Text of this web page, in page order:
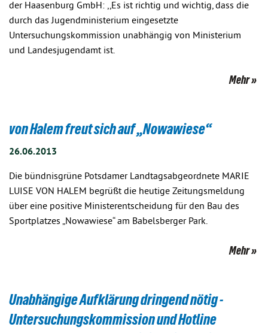
der Haasenburg GmbH: ,,Es ist richtig und wichtig, dass die
durch das Jugendministerium eingesetzte
Untersuchungskommission unabhängig von Ministerium
und Landesjugendamt ist.
Mehr
von Halem freut sich auf „Nowawiese“
26.06.2013
Die bündnisgrüne Potsdamer Landtagsabgeordnete MARIE
LUISE VON HALEM begrüßt die heutige Zeitungsmeldung
über eine positive Ministerentscheidung für den Bau des
Sportplatzes „Nowawiese“ am Babelsberger Park.
Mehr
Unabhängige Aufklärung dringend nötig -
Untersuchungskommission und Hotline